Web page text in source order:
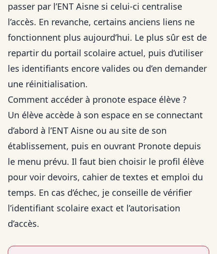
passer par l’ENT Aisne si celui-ci centralise
l’accès. En revanche, certains anciens liens ne
fonctionnent plus aujourd’hui. Le plus sûr est de
repartir du portail scolaire actuel, puis d’utiliser
les identifiants encore valides ou d’en demander
une réinitialisation.
Comment accéder à pronote espace élève ?
Un élève accède à son espace en se connectant
d’abord à l’ENT Aisne ou au site de son
établissement, puis en ouvrant Pronote depuis
le menu prévu. Il faut bien choisir le profil élève
pour voir devoirs, cahier de textes et emploi du
temps. En cas d’échec, je conseille de vérifier
l’identifiant scolaire exact et l’autorisation
d’accès.